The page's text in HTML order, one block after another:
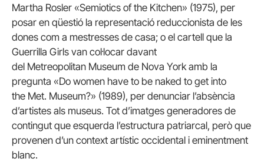
Martha Rosler «Semiotics of the Kitchen» (1975), per
posar en qüestió la representació reduccionista de les
dones com a mestresses de casa; o el cartell que la
Guerrilla Girls van col·locar davant
del Metreopolitan Museum de Nova York amb la
pregunta «Do women have to be naked to get into
the Met. Museum?» (1989), per denunciar l’absència
d’artistes als museus. Tot d’imatges generadores de
contingut que esquerda l’estructura patriarcal, però que
provenen d’un context artístic occidental i eminentment
blanc.